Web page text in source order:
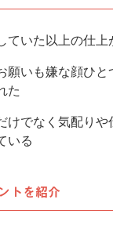
ていた以上の仕上
願いも嫌な顔ひ
た
けでなく気配りや
いる
トを紹介